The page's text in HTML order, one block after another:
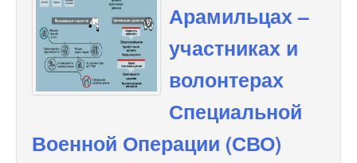
Арамильцах –
участниках и
волонтерах
Специальной
Военной Операции (СВО)